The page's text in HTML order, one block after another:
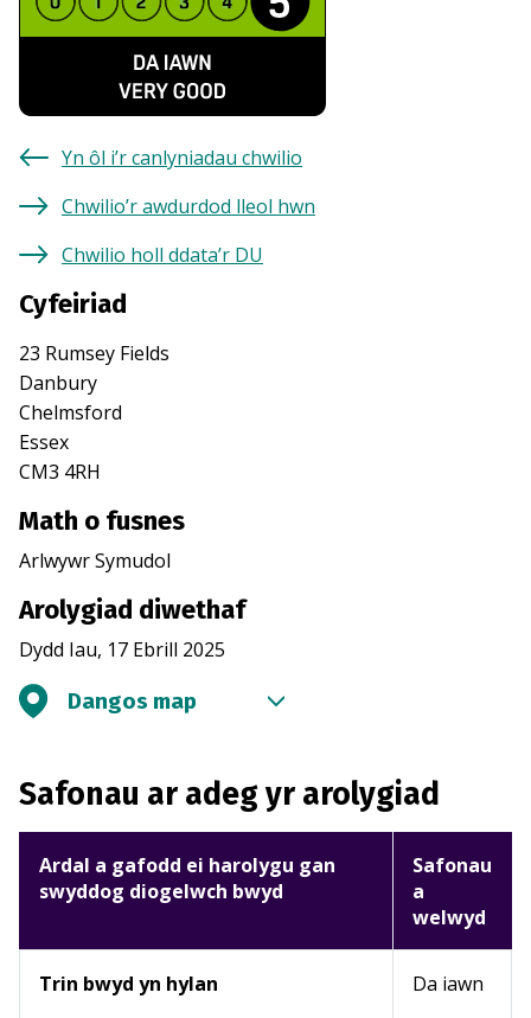
Yn ôl i’r canlyniadau chwilio
Chwilio’r awdurdod lleol hwn
Chwilio holl ddata’r DU
Cyfeiriad
23 Rumsey Fields
Danbury
Chelmsford
Essex
CM3 4RH
Math o fusnes
Arlwywr Symudol
Arolygiad diwethaf
Dydd Iau, 17 Ebrill 2025
Dangos map
Safonau ar adeg yr arolygiad
Ardal a gafodd ei harolygu gan
swyddog diogelwch bwyd
Safonau
a
welwyd
Trin bwyd yn hylan
Da iawn